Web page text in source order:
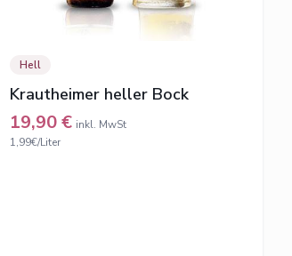
Hell
Krautheimer heller Bock
19,90€ inkl. MwSt
1,99€/Liter